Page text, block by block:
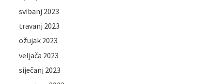
svibanj 2023
travanj 2023
ožujak 2023
veljača 2023
siječanj 2023